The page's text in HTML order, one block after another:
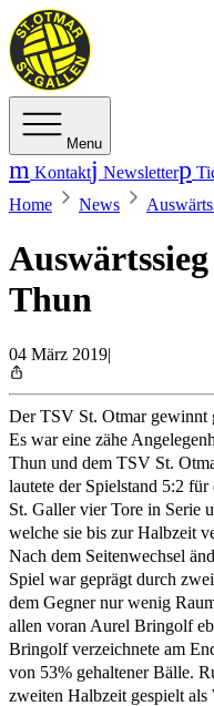
Menu
Kontakt Newsletter
Home
News
Thun
04 März 2019|
Der TSV St. Otmar gewinnt
Es war eine zähe
Thun und dem TSV St.
lautete der Spielstand 5:2
St. Galler vier Tore in Serie
welche sie bis zur Halbzeit
Nach dem Seitenwechsel
Spiel war geprägt durch
dem Gegner nur wenig
allen voran Aurel Bringolf
Bringolf verzeichnete am
von 53% gehaltener Bälle.
zweiten Halbzeit gespielt